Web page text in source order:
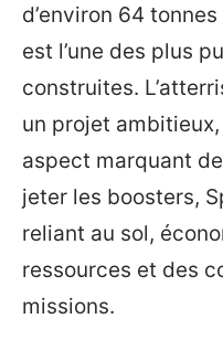
d’environ 64
est l’une des plus
construites.
un projet
aspect marquant
jeter les boosters,
reliant au sol,
ressources et des
missions.